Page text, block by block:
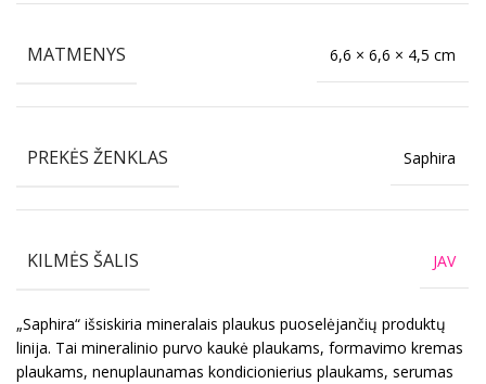
MATMENYS 6,6 × 6,6 × 4,5 cm
PREKĖS ŽENKLAS Saphira
KILMĖS ŠALIS JAV
„Saphira“ išsiskiria mineralais plaukus puoselėjančių produktų
linija. Tai mineralinio purvo kaukė plaukams, formavimo kremas
plaukams, nenuplaunamas kondicionierius plaukams, serumas